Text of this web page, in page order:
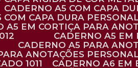
CADERNO A5 COM CAPA
COM CAPA DURA
A5 EM CORTIÇA PARA
CADERNO A5 EM
CADERNO A5 PARA
ANOTAÇÕES
1011
CADERNO A6 EM